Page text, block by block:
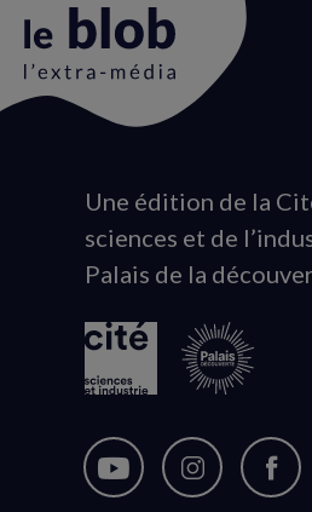
Animation
du
logo
Une édition de la
sciences et de
Palais de la
Nous
Nous
Nous